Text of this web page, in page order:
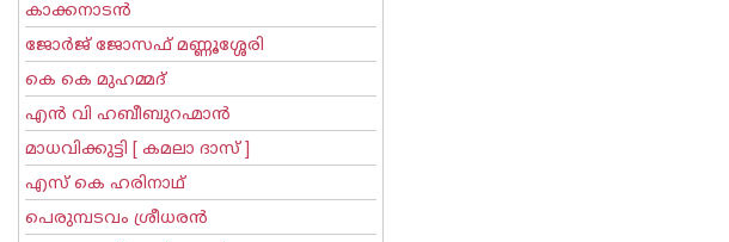
കാക്കനാടന്‍
ജോര്‍ജ് ജോസഫ് മണ്ണൂശ്ശേരി
കെ കെ മുഹമ്മദ്
എന്‍ വി ഹബീബുറഹ്മാന്‍
മാധവിക്കുട്ടി [ കമലാ ദാസ് ]
എസ് കെ ഹരിനാഥ്
പെരുമ്പടവം ശ്രീധര‌ന്‍